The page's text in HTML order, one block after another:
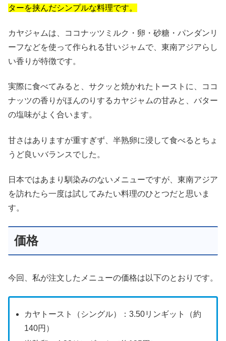
ターを挟んだシンプルな料理です。
カヤジャムは、ココナッツミルク・卵・砂糖・パンダンリ
ーフなどを使って作られる甘いジャムで、東南アジアらし
い香りが特徴です。
実際に食べてみると、サクッと焼かれたトーストに、ココ
ナッツの香りがほんのりするカヤジャムの甘みと、バター
の塩味がよく合います。
甘さはありますが重すぎず、半熟卵に浸して食べるとちょ
うど良いバランスでした。
日本ではあまり馴染みのないメニューですが、東南アジア
を訪れたら一度は試してみたい料理のひとつだと思いま
す。
価格
今回、私が注文したメニューの価格は以下のとおりです。
カヤトースト（シングル）：3.50リンギット（約
140円）